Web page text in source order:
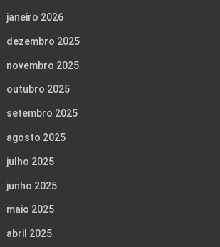
janeiro 2026
dezembro 2025
novembro 2025
outubro 2025
setembro 2025
agosto 2025
julho 2025
junho 2025
maio 2025
abril 2025